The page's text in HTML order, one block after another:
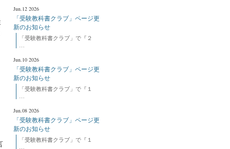
Jun.12 2026
「受験教科書クラブ」ページ更
新のお知らせ
「受験教科書クラブ」で『２
Jun.10 2026
「受験教科書クラブ」ページ更
新のお知らせ
「受験教科書クラブ」で『１
Jun.08 2026
「受験教科書クラブ」ページ更
新のお知らせ
「受験教科書クラブ」で『１